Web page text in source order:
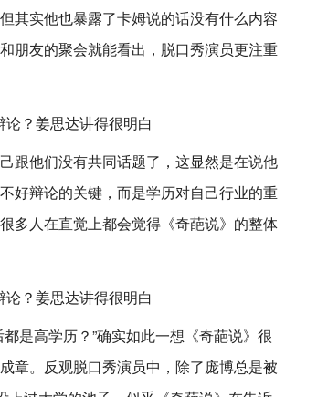
其实他也暴露了卡姆说的话没有什么内容
朋友的聚会就能看出，脱口秀演员更注重
跟他们没有共同话题了，这显然是在说他
好辩论的关键，而是学历对自己行业的重
多人在直觉上都会觉得《奇葩说》的整体
是高学历？”确实如此一想《奇葩说》很
章。反观脱口秀演员中，除了庞博总是被